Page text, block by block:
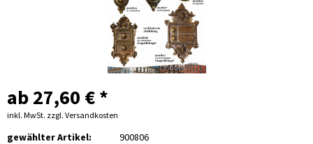
ab 27,60 € *
inkl. MwSt. zzgl. Versandkosten
gewählter Artikel: 900806